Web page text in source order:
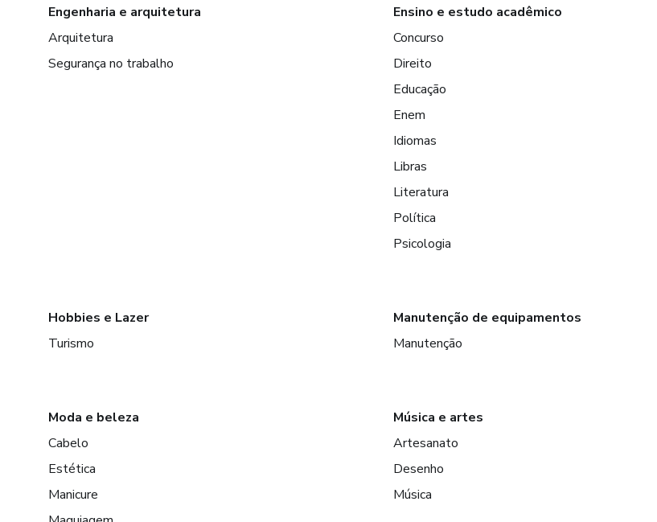
Engenharia e arquitetura
Arquitetura
Segurança no trabalho
Ensino e estudo acadêmico
Concurso
Direito
Educação
Enem
Idiomas
Libras
Literatura
Política
Psicologia
Hobbies e Lazer
Turismo
Manutenção de equipamentos
Manutenção
Moda e beleza
Cabelo
Estética
Manicure
Música e artes
Artesanato
Desenho
Música